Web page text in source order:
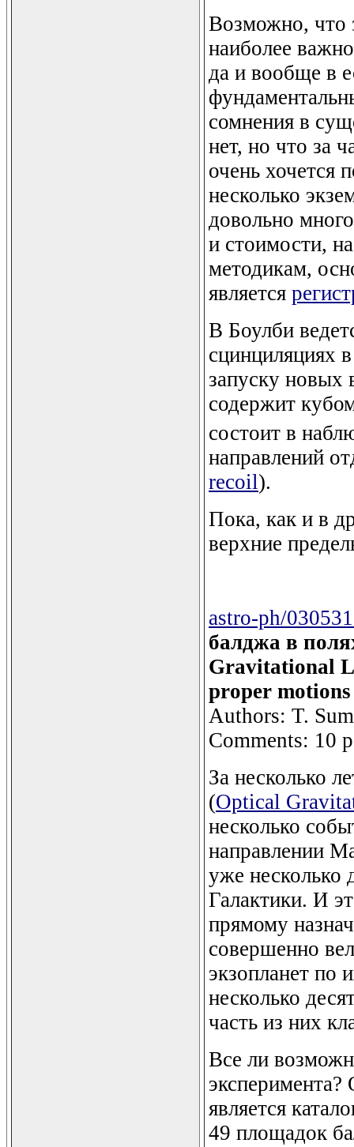
Возможно, что
наиболее
да и вообще в
сомнения в
нет, но что за
очень хочется
несколько
довольно
и стоимости,
методикам,
является
В Боулби
сцинциляциях
запуску новых
содержит
состоит в
направлений
recoil).
Пока, как и в
верхние
astro-ph/
балджа в
Gravitational
proper
Authors: T.
Comments: 10
За несколько
(Optical
несколько
направлении
уже несколько
Галактики. И
прямому
совершенно
экзопланет по
несколько
часть из них
Все ли
эксперимента?
является
49 площадок